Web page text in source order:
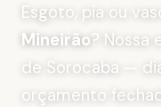
Esgoto, pia ou
Mineirão? Nossa
de Sorocaba —
orçamento